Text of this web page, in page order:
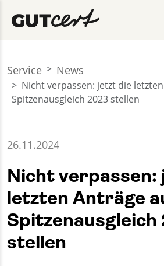
Service News
Nicht verpassen: jetzt die
Spitzenausgleich 2023 stellen
26.11.2024
Nicht verpassen:
letzten Anträge
Spitzenausgleich
stellen